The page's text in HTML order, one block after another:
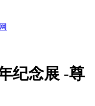
纪念展 -尊